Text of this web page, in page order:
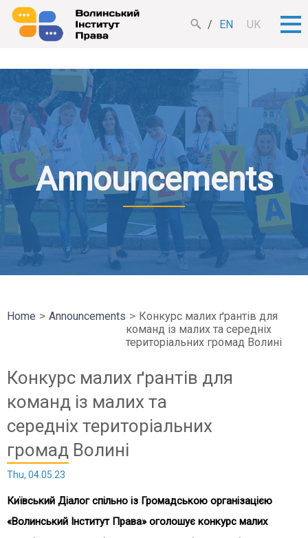
EN UK
Announcements
Home Announcements
Конкурс малих ґрантів для
команд із малих та середніх
територіальних громад Волині
Конкурс малих ґрантів для
команд із малих та
середніх територіальних
громад Волині
Thu, 04.05.23
Київський Діалог спільно із Громадською організацією
«Волинський Інститут Права» оголошує конкурс малих